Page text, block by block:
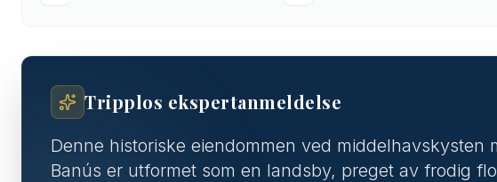
Tripplos ekspertanmeldelse
Denne historiske eiendommen ved middelhavskysten
Banús er utformet som en landsby, preget av frodig